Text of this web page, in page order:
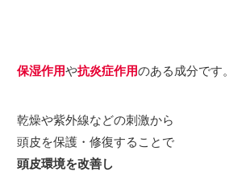
保湿作用や抗炎症作用のある成分です。
乾燥や紫外線などの刺激から
頭皮を保護・修復することで
頭皮環境を改善し